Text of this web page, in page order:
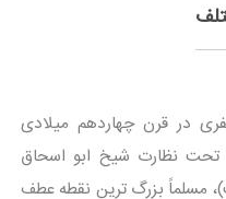
در قرن چهاردهم میلادی
خدمت کرد و در سال 1350-1351 تحت نظارت شیخ ابو اسحاق
مسلماً بزرگ ترین نقطه عطف